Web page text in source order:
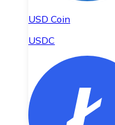
USD Coin
USDC